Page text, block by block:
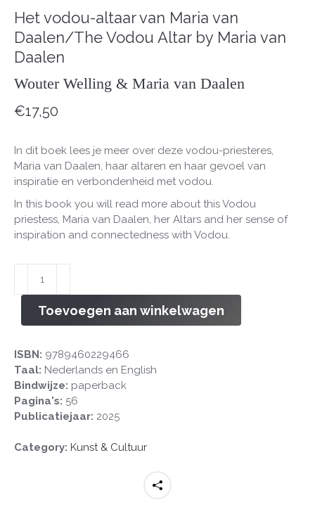
Het vodou-altaar van Maria van
Daalen/The Vodou Altar by Maria van
Daalen
Wouter Welling & Maria van Daalen
€17,50
In dit boek lees je meer over deze vodou-priesteres,
Maria van Daalen, haar altaren en haar gevoel van
inspiratie en verbondenheid met vodou.
In this book you will read more about this Vodou
priestess, Maria van Daalen, her Altars and her sense of
inspiration and connectedness with Vodou.
spirits/Touchdown
the
spirits
aantal
Toevoegen aan winkelwagen
ISBN: 9789460229466
Taal: Nederlands en English
Bindwijze: paperback
Pagina's: 56
Publicatiejaar: 2025
Category: Kunst & Cultuur